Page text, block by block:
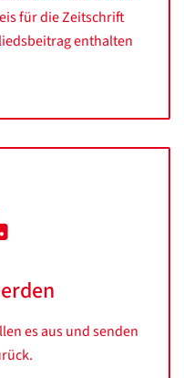
für die Zeitschrift
enthalten
es aus und senden